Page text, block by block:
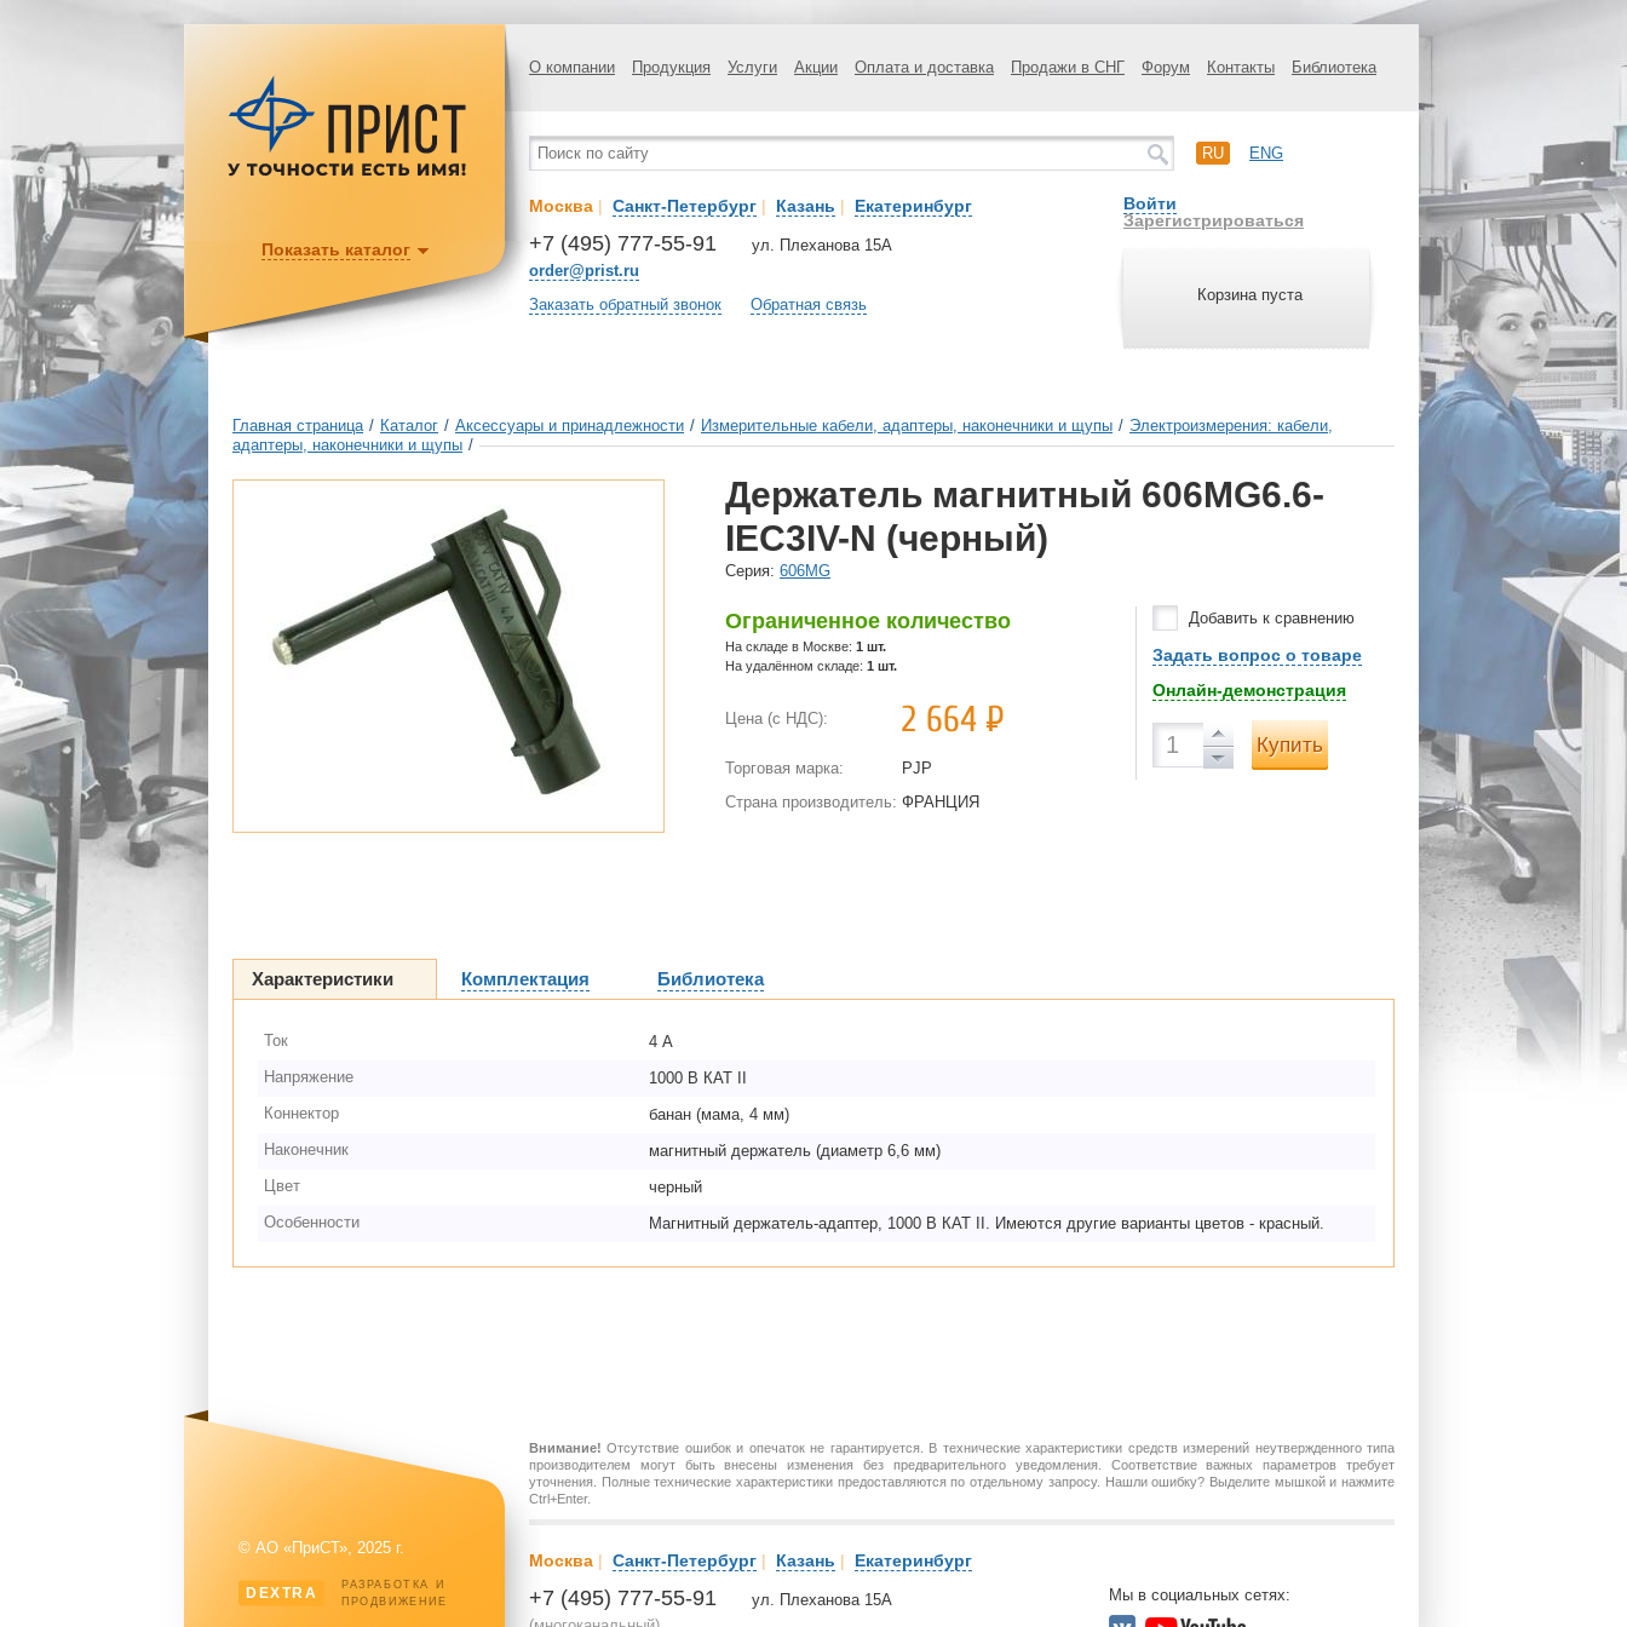
О компании Продукция Услуги Акции Оплата и доставка Продажи в СНГ Форум Контакты Библиотека
RU ENG
Москва | Санкт-Петербург | Казань | Екатеринбург
+7 (495) 777-55-91
order@prist.ru
ул. Плеханова 15А
Заказать обратный звонок Обратная связь
Войти
Зарегистрироваться
Корзина пуста
Показать каталог
Главная страница / Каталог / Аксессуары и принадлежности / Измерительные кабели, адаптеры, наконечники и щупы / Электроизмерения: кабели,
адаптеры, наконечники и щупы /
Держатель магнитный 606MG6.6-
IEC3IV-N (черный)
Cерия: 606MG
Ограниченное количество
На складе в Москве: 1 шт.
На удалённом складе: 1 шт.
Цена (с НДС): 2 664 Р
Торговая марка:
PJP
Страна производитель: ФРАНЦИЯ
Добавить к сравнению
Задать вопрос о товаре
Онлайн-демонстрация
Купить
Характеристики Комплектация Библиотека
Ток
4 А
Напряжение
1000 В КАТ II
Коннектор
банан (мама, 4 мм)
Наконечник
магнитный держатель (диаметр 6,6 мм)
Цвет
черный
Особенности
Магнитный держатель-адаптер, 1000 В КАТ II. Имеются другие варианты цветов - красный.
Внимание! Отсутствие ошибок и опечаток не гарантируется. В технические характеристики средств измерений неутвержденного типа
производителем могут быть внесены изменения без предварительного уведомления. Соответствие важных параметров требует
уточнения. Полные технические характеристики предоставляются по отдельному запросу. Нашли ошибку? Выделите мышкой и нажмите
Ctrl+Enter.
Москва | Санкт-Петербург | Казань | Екатеринбург
+7 (495) 777-55-91 ул. Плеханова 15А Мы в социальных сетях:
© АО «ПриСТ», 2025 г.
DEXTRA
РАЗРАБОТКА И
ПРОДВИЖЕНИЕ